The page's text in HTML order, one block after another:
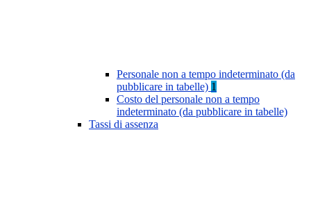
Personale non a tempo indeterminato (da
pubblicare in tabelle) 1
Costo del personale non a tempo
indeterminato (da pubblicare in tabelle)
Tassi di assenza